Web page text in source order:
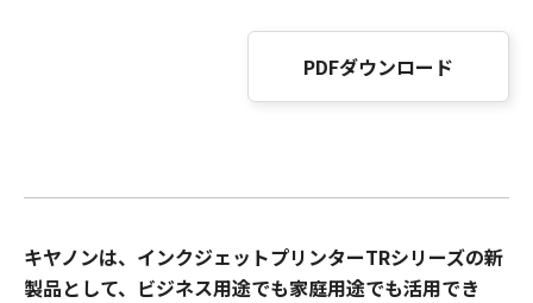
PDFダウンロード
キヤノンは、インクジェットプリンターTRシリーズの新
製品として、ビジネス用途でも家庭用途でも活用でき